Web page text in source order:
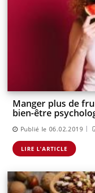
Manger plus de
bien-être
Publié le 06.02.2019 |
LIRE L'ARTICLE